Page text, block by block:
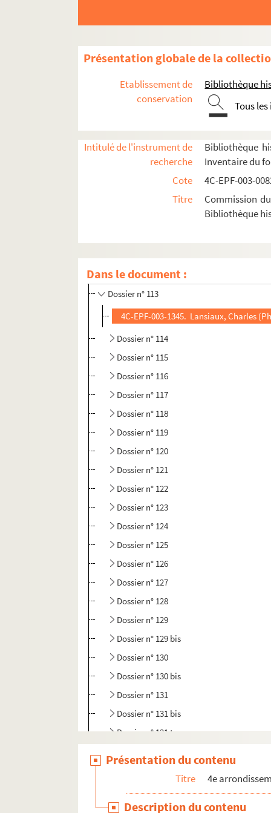
Présentation globale de la
Etablissement de
conservation
Bibliothèque
Tous
Intitulé de l'instrument de
recherche
Bibliothèque
Inventaire du
Cote
4C-EPF-003-
Titre
Commission
Bibliothèque
Dans le document :
Dossier n° 101
Dossier n° 102
Dossier n° 103
Dossier n° 104
Dossier n° 106
Dossier n° 107
Dossier n° 107 bis
Dossier n° 108 bis
Dossier n° 110
Dossier n° 111
Dossier n° 113
4C-EPF-003-1345. Lansiaux, Charles
Dossier n° 114
Dossier n° 115
Dossier n° 116
Dossier n° 117
Dossier n° 118
Dossier n° 119
Dossier n° 120
Dossier n° 121
Dossier n° 122
Dossier n° 123
Dossier n° 124
Dossier n° 125
Dossier n° 126
Dossier n° 127
Dossier n° 128
Dossier n° 129
Dossier n° 129 bis
Dossier n° 130
Dossier n° 130 bis
Dossier n° 131
Dossier n° 131 bis
Dossier n° 131 ter
Dossier n° 135 bis
Présentation du contenu
Titre 4e
Description du contenu